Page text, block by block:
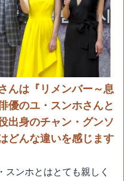
は『リメンバー～息
優のユ・スンホさんと
出身のチャン・グンソ
どんな違いを感じます
スンホとはとても親しく